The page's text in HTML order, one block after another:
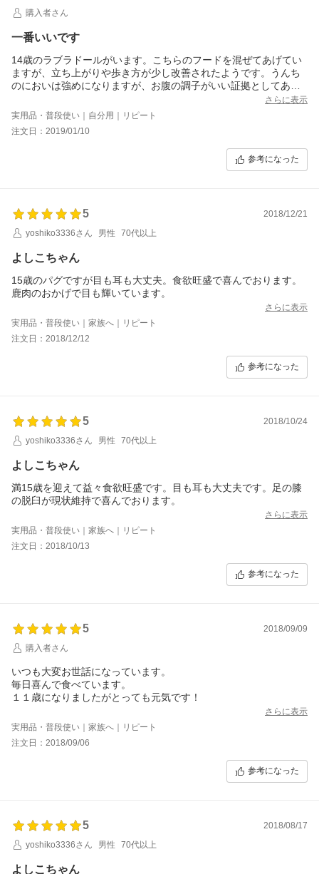
購入者さん
一番いいです
14歳のラブラドールがいます。こちらのフードを混ぜてあげてい
ますが、立ち上がりや歩き方が少し改善されたようです。うんち
のにおいは強めになりますが、お腹の調子がいい証拠としてあま
さらに表示
実用品・普段使い｜自分用｜リピート
注文日：2019/01/10
参考になった
5
2018/12/21
yoshiko3336さん
男性 70代以上
よしこちゃん
15歳のパグですが目も耳も大丈夫。食欲旺盛で喜んでおります。
鹿肉のおかげで目も輝いています。
さらに表示
実用品・普段使い｜家族へ｜リピート
注文日：2018/12/12
参考になった
5
2018/10/24
yoshiko3336さん
男性 70代以上
よしこちゃん
満15歳を迎えて益々食欲旺盛です。目も耳も大丈夫です。足の膝
の脱臼が現状維持で喜んでおります。
さらに表示
実用品・普段使い｜家族へ｜リピート
注文日：2018/10/13
参考になった
5
2018/09/09
購入者さん
いつも大変お世話になっています。
毎日喜んで食べています。
１１歳になりましたがとっても元気です！
さらに表示
実用品・普段使い｜家族へ｜リピート
注文日：2018/09/06
参考になった
5
2018/08/17
yoshiko3336さん
男性 70代以上
よしこちゃん